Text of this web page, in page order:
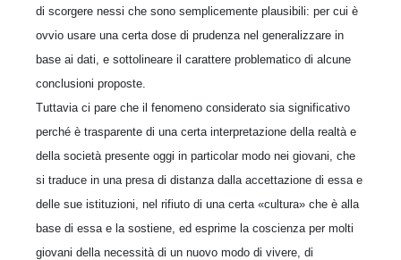
di scorgere nessi che sono semplicemente plausibili: per cui è
ovvio usare una certa dose di prudenza nel generalizzare in
base ai dati, e sottolineare il carattere problematico di alcune
conclusioni proposte.
Tuttavia ci pare che il fenomeno considerato sia significativo
perché è trasparente di una certa interpretazione della realtà e
della società presente oggi in particolar modo nei giovani, che
si traduce in una presa di distanza dalla accettazione di essa e
delle sue istituzioni, nel rifiuto di una certa «cultura» che è alla
base di essa e la sostiene, ed esprime la coscienza per molti
giovani della necessità di un nuovo modo di vivere, di